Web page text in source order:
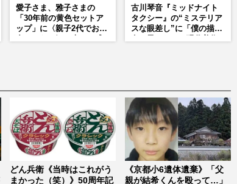
愛子さま、雅子さまの
「30年前の黄色セットア
ップ」に〈親子2代でお似
古川琴音『ミッドナイト
タクシー』の“ミステリア
スな眼差し”に「僕の描く
どん兵衛《当時はこれがう
まかった（笑）》50周年記
《京都小6遺体遺棄》「父
親が結希くんを殴って…」